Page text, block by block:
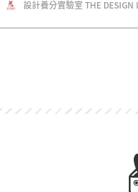
設計養分實驗室 THE DESIGN